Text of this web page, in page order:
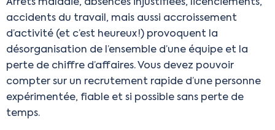
Arrêts maladie, absences injustifiées, licenciements,
accidents du travail, mais aussi accroissement
d’activité (et c’est heureux !) provoquent la
désorganisation de l’ensemble d’une équipe et la
perte de chiffre d’affaires. Vous devez pouvoir
compter sur un recrutement rapide d’une personne
expérimentée, fiable et si possible sans perte de
temps.